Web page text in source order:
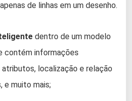
de linhas em um desenho.
dentro de um modelo
contém informações
localização e relação
e muito mais;